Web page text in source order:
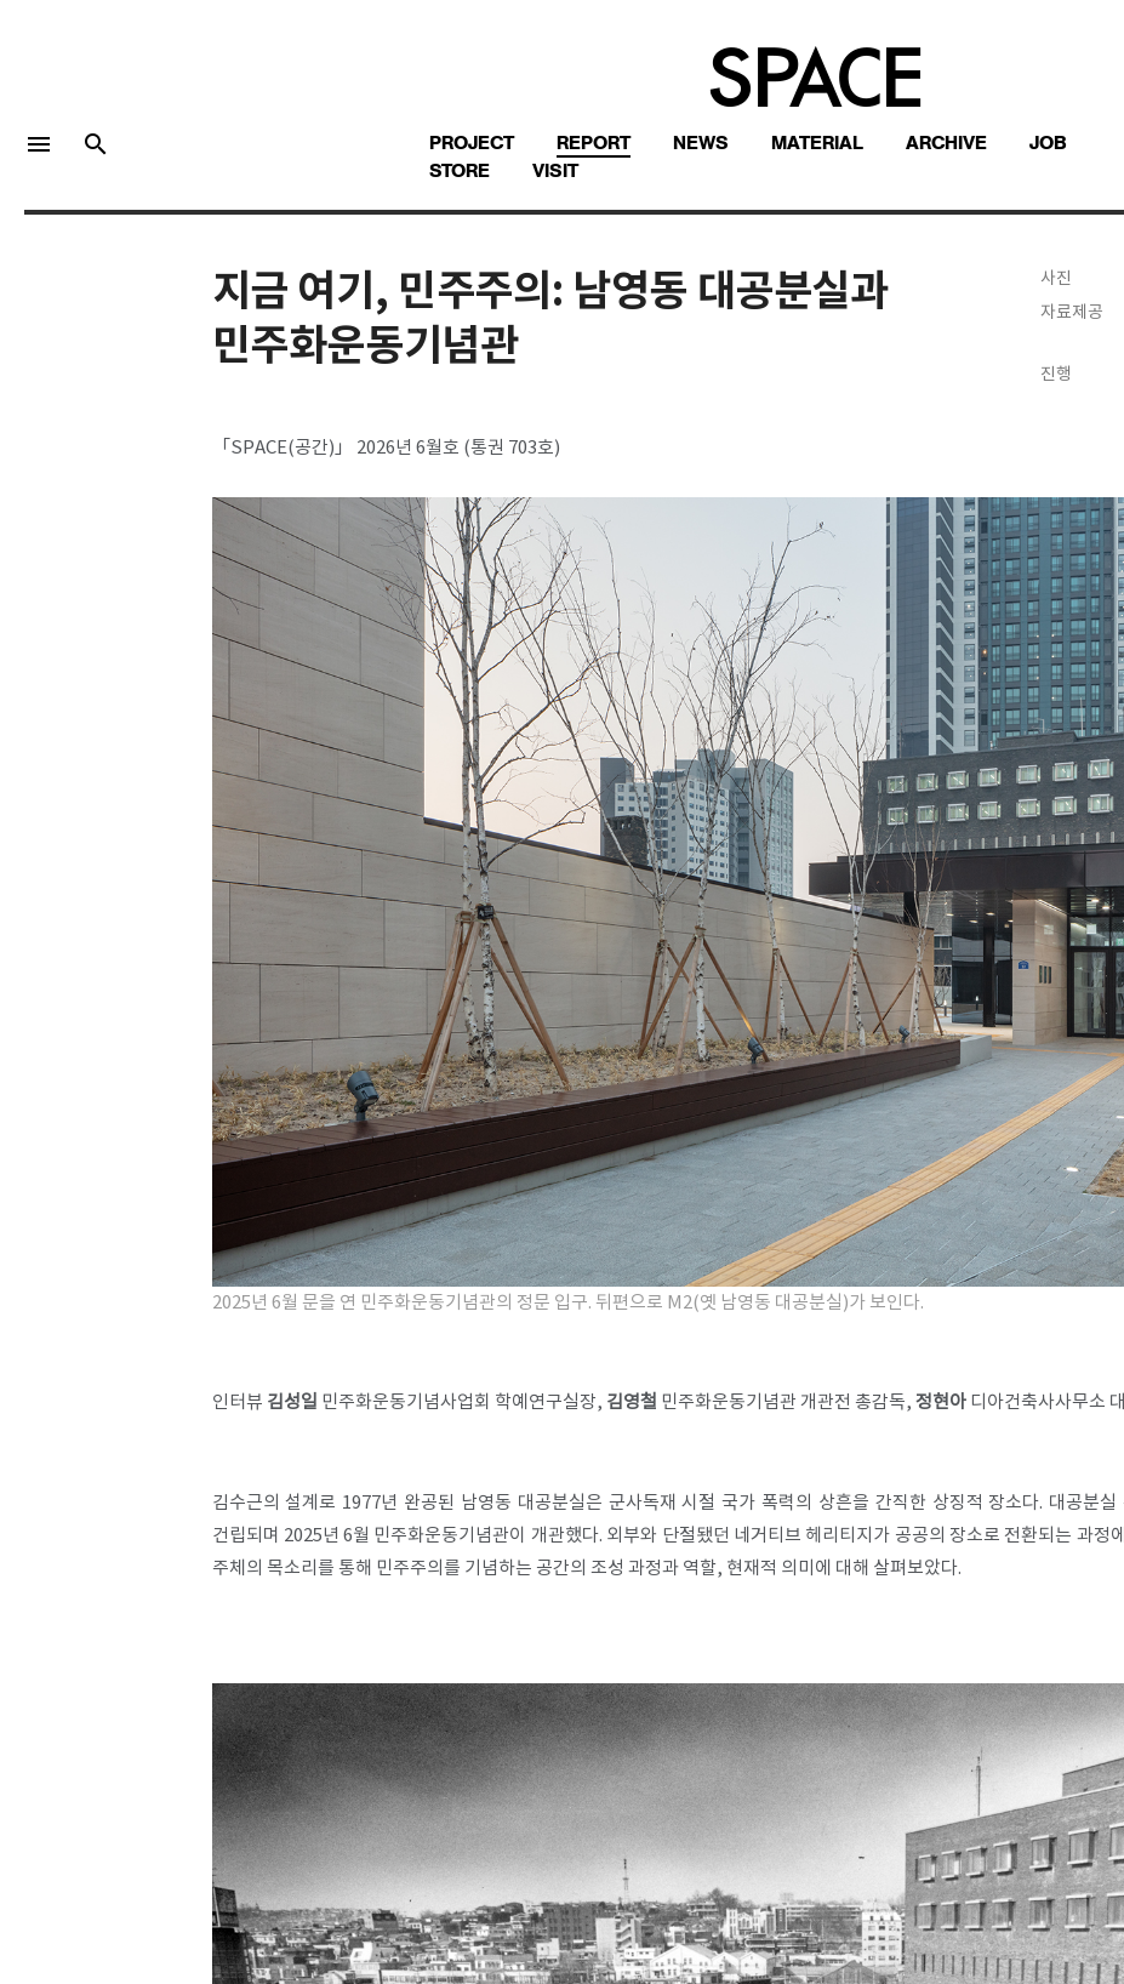
회원가입
Naver 로그인
menu search PROJECT REPORT NEWS MATERIAL ARCHIVE
JOB
STORE
VISIT
지금 여기, 민주주의: 남영동 대공분실과
민주화운동기념관
사진
자료제공
진행
「SPACE(공간)」 2026년 6월호 (통권 703호)
2025년 6월 문을 연 민주화운동기념관의 정문 입구. 뒤편으로 M2(옛 남영동 대공분실)가 보인다.
인터뷰 김성일 민주화운동기념사업회 학예연구실장, 김영철 민주화운동기념관 개관전 총감독, 정현아디아건축사사무소
김수근의 설계로 1977년 완공된 남영동 대공분실은 군사독재 시절 국가 폭력의 상흔을 간직한 상징적 장소다. 대공분실
건립되며 2025년 6월 민주화운동기념관이 개관했다. 외부와 단절됐던 네거티브 헤리티지가 공공의 장소로 전환되는 과정
주체의 목소리를 통해 민주주의를 기념하는 공간의 조성 과정과 역할, 현재적 의미에 대해 살펴보았다.